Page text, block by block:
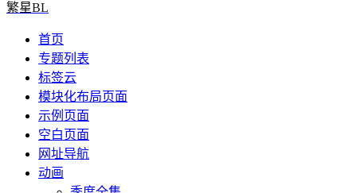
繁星BL
首页
专题列表
标签云
模块化布局页面
示例页面
空白页面
网址导航
动画